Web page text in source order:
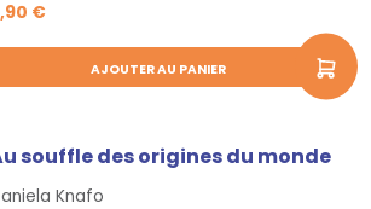
€
AJOUTER AU PANIER
souffle des origines du monde
Knafo